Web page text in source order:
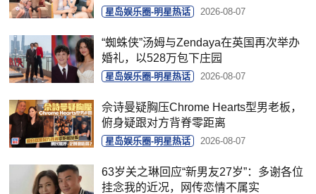
星岛娱乐圈-明星热话 2026-08-07
“蜘蛛侠”汤姆与Zendaya在英国再次举办
婚礼，以528万包下庄园
星岛娱乐圈-明星热话 2026-08-07
佘诗曼疑胸压Chrome Hearts型男老板，
俯身疑跟对方背脊零距离
星岛娱乐圈-明星热话 2026-08-07
63岁关之琳回应“新男友27岁”：多谢各位
挂念我的近况，网传恋情不属实